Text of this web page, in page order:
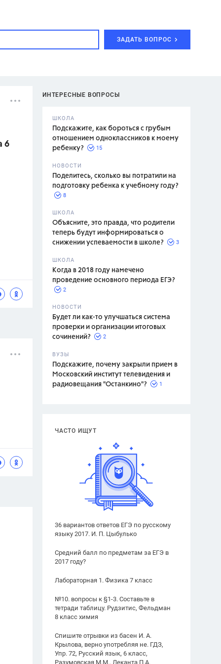
ЗАДАТЬ ВОПРОС
ИНТЕРЕСНЫЕ ВОПРОСЫ
ШКОЛА
Подскажите, как бороться с грубым
отношением одноклассников к моему
ребенку?
15
НОВОСТИ
Поделитесь, сколько вы потратили на
подготовку ребенка к учебному году?
8
ШКОЛА
Объясните, это правда, что родители
теперь будут информироваться о
снижении успеваемости в школе?
3
ШКОЛА
Когда в 2018 году намечено
проведение основного периода ЕГЭ?
2
НОВОСТИ
Будет ли как-то улучшаться система
проверки и организации итоговых
сочинений?
2
ВУЗЫ
Подскажите, почему закрыли прием в
Московский институт телевидения и
радиовещания "Останкино"?
1
ЧАСТО ИЩУТ
36 вариантов ответов ЕГЭ по русскому
языку 2017. И. П. Цыбулько
Средний балл по предметам за ЕГЭ в
2017 году?
Лабораторная 1. Физика 7 класс
№10. вопросы к §1-3. Составьте в
тетради таблицу. Рудзитис, Фельдман
8 класс химия
Спишите отрывки из басен И. А.
Крылова, верно употребляя не. ГДЗ,
Упр. 72, Русский язык, 6 класс,
Разумовская М.М., Леканта П.А.
6